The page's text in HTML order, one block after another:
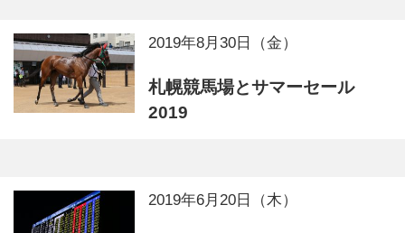
2019年8月30日（金）
札幌競馬場とサマーセール
2019
2019年6月20日（木）